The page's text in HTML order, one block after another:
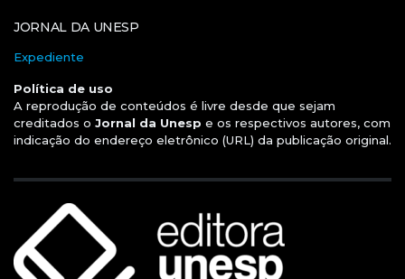
JORNAL DA UNESP
Expediente
Política de uso
A reprodução de conteúdos é livre desde que sejam
creditados o Jornal da Unesp e os respectivos autores, com
indicação do endereço eletrônico (URL) da publicação original.